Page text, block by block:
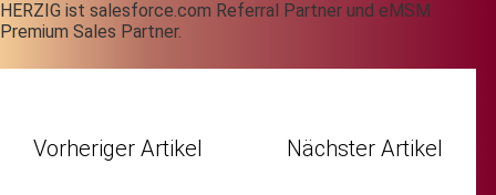
HERZIG ist salesforce.com Referral Partner und eMSM
Premium Sales Partner.
Vorheriger Artikel Nächster Artikel